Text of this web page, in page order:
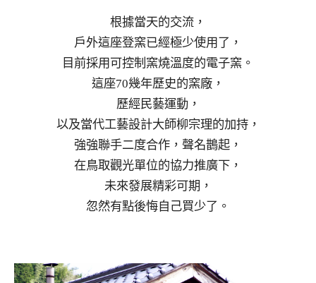
根據當天的交流，
戶外這座登窯已經極少使用了，
目前採用可控制窯燒溫度的電子窯。
這座70幾年歷史的窯廠，
歷經民藝運動，
以及當代工藝設計大師柳宗理的加持，
強強聯手二度合作，聲名鵲起，
在鳥取觀光單位的協力推廣下，
未來發展精彩可期，
忽然有點後悔自己買少了。